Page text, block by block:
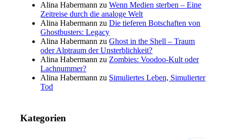
Alina Habermann zuWenn Medien sterben – Eine
Zeitreise durch die analoge Welt
Alina Habermann zuDie tieferen Botschaften von
Ghostbusters: Legacy
Alina Habermann zuGhost in the Shell – Traum
oder Alptraum der Unsterblichkeit?
Alina Habermann zu Zombies: Voodoo-Kult oder
Lachnummer?
Alina Habermann zu Simuliertes Leben, Simulierter
Tod
Kategorien